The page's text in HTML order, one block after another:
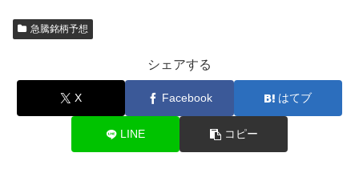
急騰銘柄予想
シェアする
X Facebook はてブ
LINE コピー